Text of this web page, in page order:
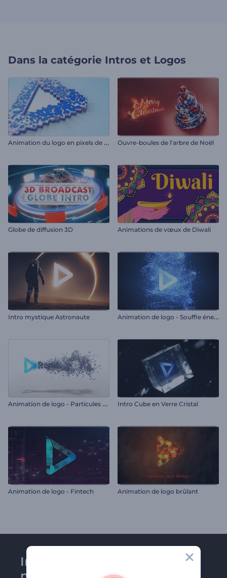
Dans la catégorie Intros et Logos
A
nimation du logo en pixels de glitch Ouvre-boules de l'arbre de Noël
Globe de diffusion 3D Animations de vœux de Diwali
Intro mystique Astronaute A
nimation de logo - Souffle énergétique des particules
A
nimation de logo - Particules simples Intro Cube en Verre Cristal
Animation de logo - Fintech Animation de logo brûlant
Inscrivez-vous à la